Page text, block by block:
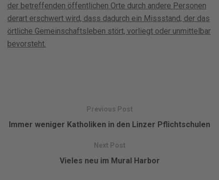
der betreffenden öffentlichen Orte durch andere Personen
derart erschwert wird, dass dadurch ein Missstand, der das
örtliche Gemeinschaftsleben stört, vorliegt oder unmittelbar
bevorsteht.
Previous Post
Immer weniger Katholiken in den Linzer Pflichtschulen
Next Post
Vieles neu im Mural Harbor